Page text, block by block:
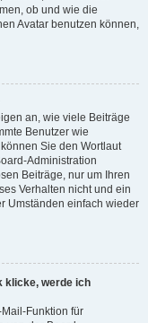
ob und wie die
Avatar benutzen können,
an, wie viele Beiträge
Benutzer wie
Sie den Wortlaut
Administration
Beiträge, nur um Ihren
Verhalten nicht und ein
Umständen einfach wieder
klicke, werde ich
Funktion für